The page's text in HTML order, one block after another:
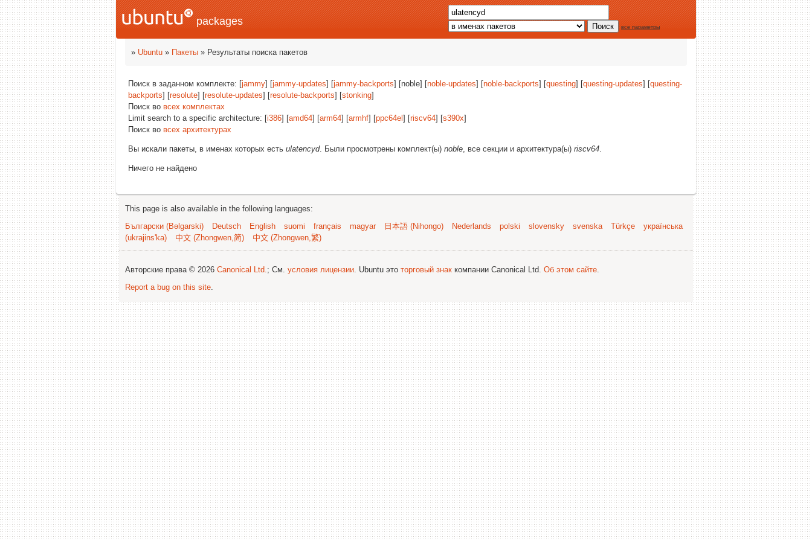
packages все параметры
» Ubuntu » Пакеты » Результаты поиска пакетов
Поиск в заданном комплекте: [jammy] [jammy-updates] [jammy-backports] [noble] [noble-updates] [noble-backports] [questing] [questing-updates] [questing-
backports] [resolute] [resolute-updates] [resolute-backports] [stonking]
Поиск во всех комплектах
Limit search to a specific architecture: [i386] [amd64] [arm64] [armhf] [ppc64el ] [riscv64] [s390x]
Поиск во всех архитектурах
Вы искали пакеты, в именах которых есть ulatencyd. Были просмотрены комплект(ы) noble, все секции и архитектура(ы) riscv64.
Ничего не найдено
This page is also available in the following languages:
Български (Bəlgarski)
Deutsch English suomi français magyar 日本語 (Nihongo) Nederlands polski slovensky svenska Türkçe
українська
(ukrajins'ka)
中文 (Zhongwen,简) 中文 (Zhongwen,繁)
Авторские права © 2026 Canonical Ltd.; См. условия лицензии. Ubuntu это торговый знак компании Canonical Ltd. Об этом сайте.
Report a bug on this site.